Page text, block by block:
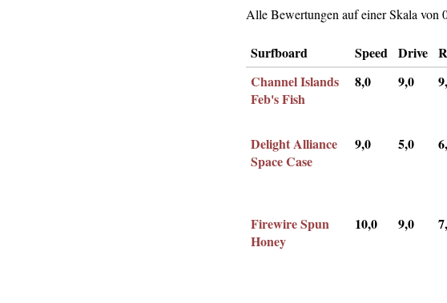
Alle Bewertungen auf einer Skala von
Surfboard Speed Drive
Channel Islands
Feb's Fish
8,0 9,0
Delight Alliance
Space Case
9,0 5,0
Firewire Spun
Honey
10,0 9,0